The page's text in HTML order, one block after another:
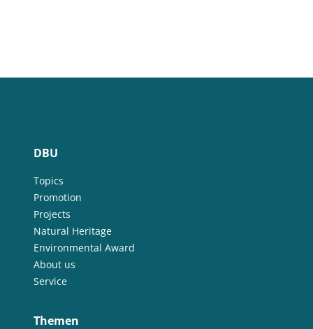
DBU
Topics
Promotion
Projects
Natural Heritage
Environmental Award
About us
Service
Themen